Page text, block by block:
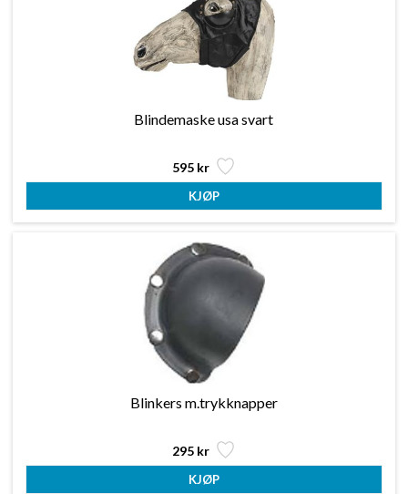
Blindemaske usa svart
595 kr
Blinkers m.trykknapper
295 kr